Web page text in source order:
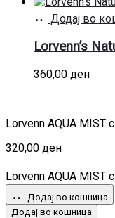
Додај во
Lorvenn’s
360,00 ден
Lorvenn AQUA MIST
320,00 ден
Lorvenn AQUA MIST
Додај во кошница
Додај во кошница